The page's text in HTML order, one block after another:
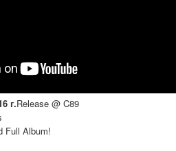
г.Release @ C89
Full Album!